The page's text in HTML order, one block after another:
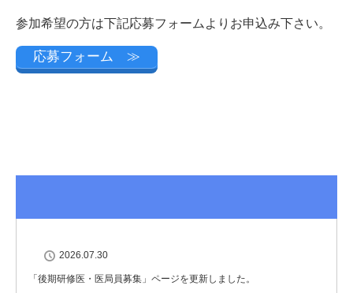
参加希望の方は下記応募フォームよりお申込み下さい。
応募フォーム ≫
2026.07.30
「後期研修医・医局員募集」ページを更新しました。